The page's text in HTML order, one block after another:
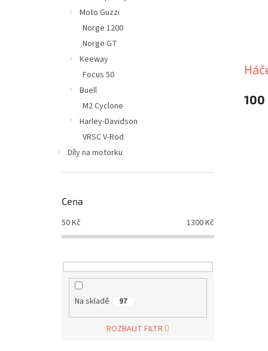
Moto Guzzi
Norge 1200
Norge GT
Keeway
Focus 50
Buell
M2 Cyclone
Harley-Davidson
VRSC V-Rod
Díly na motorku
Cena
50Kč 1300Kč
Na skladě 97
ROZBALIT FILTR
100